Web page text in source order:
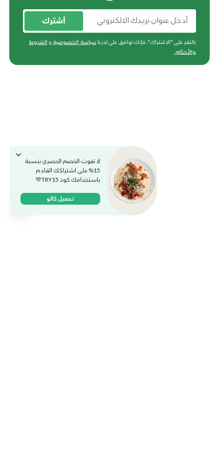
أشترك
بالنقر على "الاشتراك"، فإنك توافق على لدينا سياسة الخصوصية و الشروط
والأحكام.
لا تفوت الخصم الحصري بنسبة
15% على اشتراكك القادم
باستخدامك كود TRY15💚
تحميل كالو